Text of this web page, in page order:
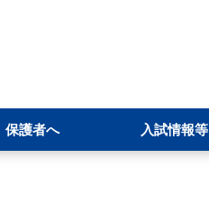
保護者へ 入試情報等